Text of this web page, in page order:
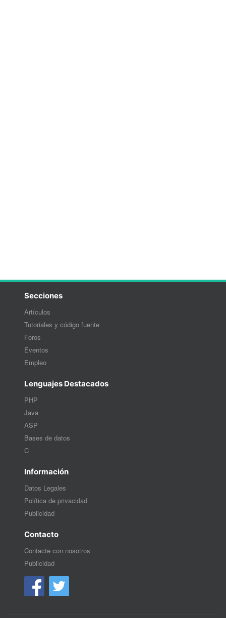
Secciones
Artículos
Tutoriales y código fuente
Foros
Eventos
Empleo
Lenguajes Destacados
PHP
Java
ASP
Bases de datos
C
Información
Datos Legales
Política de privacidad
Publicidad
Contacto
Contacte con nosotros
Publicidad